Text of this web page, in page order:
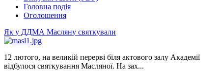
Головна подія
Оголошення
Як у ДДМА Масляну святкували
12 лютого, на великій перерві біля актового залу Академії
відбулося святкування Масляної. На зах...